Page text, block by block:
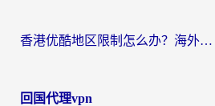
香港优酷地区限制怎么办？海外党亲测有效的追剧解决方案
回国代理vpn